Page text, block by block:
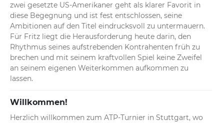
zwei gesetzte US-Amerikaner geht als klarer Favorit in
diese Begegnung und ist fest entschlossen, seine
Ambitionen auf den Titel eindrucksvoll zu untermauern.
Für Fritz liegt die Herausforderung heute darin, den
Rhythmus seines aufstrebenden Kontrahenten früh zu
brechen und mit seinem kraftvollen Spiel keine Zweifel
an seinem eigenen Weiterkommen aufkommen zu
lassen.
Willkommen!
Herzlich willkommen zum ATP-Turnier in Stuttgart, wo